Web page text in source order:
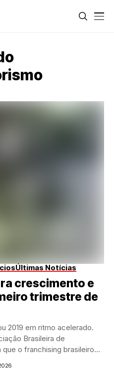
Últimas Notícias
crescimento e
trimestre de
2019 em ritmo acelerado.
Brasileira de
o franchising brasileiro